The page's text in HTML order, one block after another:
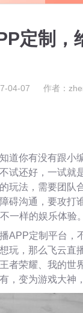
定制，
04-07 作者：
道你有没有跟小
试还好，一试就
玩法，需要团队
碍沟通，要攻打
一样的娱乐体验。
APP定制平台，
玩，那么飞云直
者荣耀、我的世
，变为游戏大神